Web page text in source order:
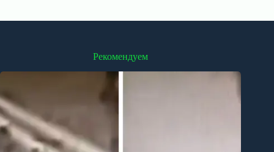
Рекомендуем